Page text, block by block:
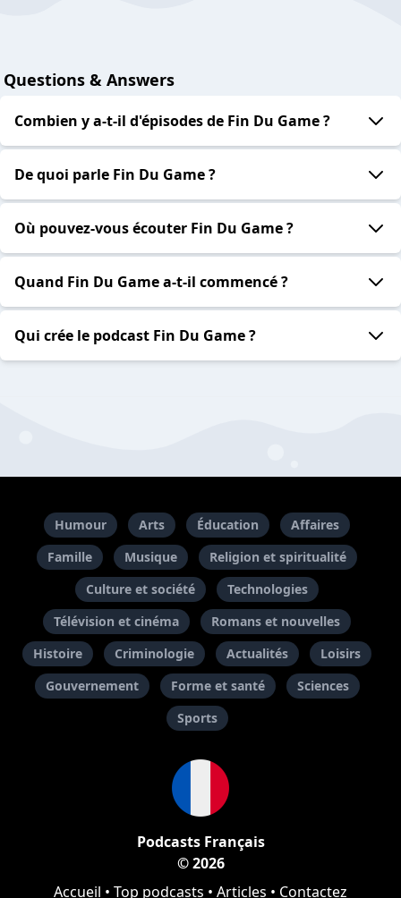
Questions & Answers
Combien y a-t-il d'épisodes de Fin Du Game ?
De quoi parle Fin Du Game ?
Où pouvez-vous écouter Fin Du Game ?
Quand Fin Du Game a-t-il commencé ?
Qui crée le podcast Fin Du Game ?
Humour Arts Éducation
Affaires
Famille
Musique
Religion et spiritualité
Culture et société
Technologies
Télévision et cinéma
Romans et nouvelles
Histoire
Criminologie Actualités
Loisirs
Gouvernement
Forme et santé
Sciences
Sports
Podcasts Français
© 2026
Accueil • Top podcasts • Articles • Contactez